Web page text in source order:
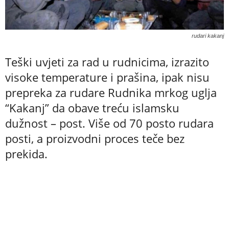
rudari kakanj
Teški uvjeti za rad u rudnicima, izrazito
visoke temperature i prašina, ipak nisu
prepreka za rudare Rudnika mrkog uglja
“Kakanj” da obave treću islamsku
dužnost – post. Više od 70 posto rudara
posti, a proizvodni proces teče bez
prekida.